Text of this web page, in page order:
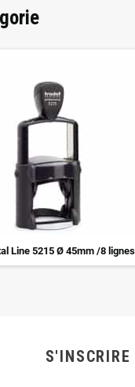
Line 5215 Ø 45mm /8 lignes